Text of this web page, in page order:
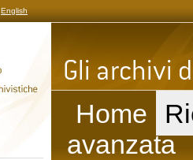
English
Home
avanzata